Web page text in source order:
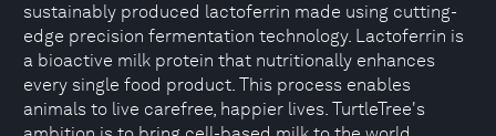
sustainably produced lactoferrin made using cutting-
edge precision fermentation technology. Lactoferrin is
a bioactive milk protein that nutritionally enhances
every single food product. This process enables
animals to live carefree, happier lives. TurtleTree's